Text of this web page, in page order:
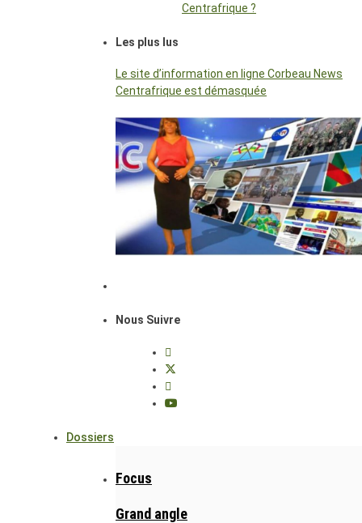
Centrafrique ?
Les plus lus
Le site d’information en ligne Corbeau News
Centrafrique est démasquée
Nous Suivre
Dossiers
Focus
Grand angle